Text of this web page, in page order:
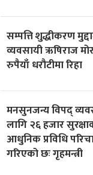
सम्पत्ति शुद्धीकरण
व्यवसायी ऋषिराज
रुपैयाँ धरौटीमा रिहा
मनसुनजन्य विपद्
लागि २६ हजार
आधुनिक प्रविधि
गरिएको छः गृहमन्त्री